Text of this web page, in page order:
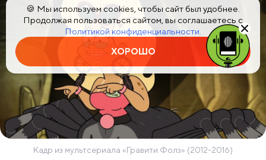
Кадр из мультсериала «Гравити Фолз» (2012-2016)
🍪 Мы используем cookies, чтобы сайт был удобнее.
Продолжая пользоваться сайтом, вы соглашаетесь с
Политикой конфиденциальности.
ХОРОШО